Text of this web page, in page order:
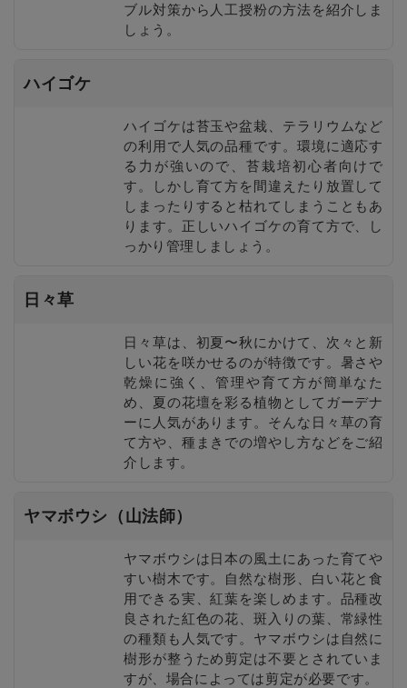
ブル対策から人工授粉の方法を紹介しま
しょう。
ハイゴケ
ハイゴケは苔玉や盆栽、テラリウムなど
の利用で人気の品種です。環境に適応す
る力が強いので、苔栽培初心者向けで
す。しかし育て方を間違えたり放置して
しまったりすると枯れてしまうこともあ
ります。正しいハイゴケの育て方で、し
っかり管理しましょう。
日々草
日々草は、初夏〜秋にかけて、次々と新
しい花を咲かせるのが特徴です。暑さや
乾燥に強く、管理や育て方が簡単なた
め、夏の花壇を彩る植物としてガーデナ
ーに人気があります。そんな日々草の育
て方や、種まきでの増やし方などをご紹
介します。
ヤマボウシ（山法師）
ヤマボウシは日本の風土にあった育てや
すい樹木です。自然な樹形、白い花と食
用できる実、紅葉を楽しめます。品種改
良された紅色の花、斑入りの葉、常緑性
の種類も人気です。ヤマボウシは自然に
樹形が整うため剪定は不要とされていま
すが、場合によっては剪定が必要です。